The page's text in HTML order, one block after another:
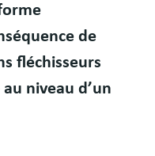
de
fléchisseurs
niveau d’un